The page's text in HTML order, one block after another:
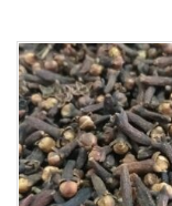
İstek